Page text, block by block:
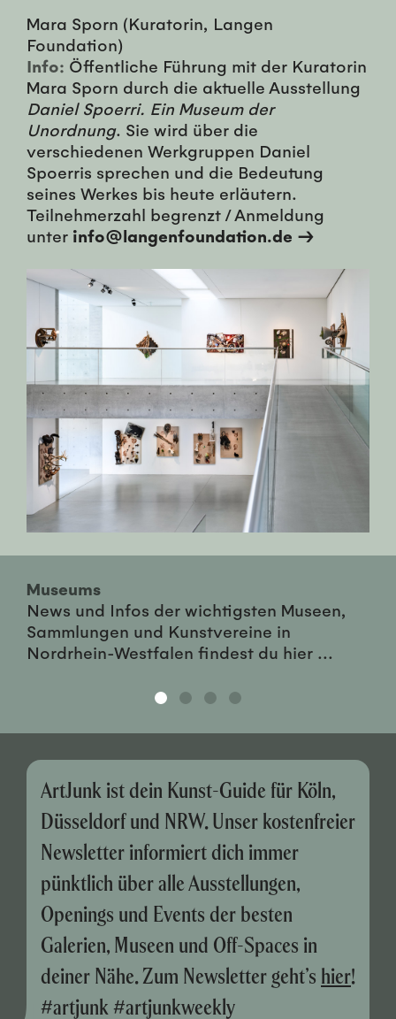
Mara Sporn (Kuratorin, Langen
Foundation)
Info: Öffentliche Führung mit der Kuratorin
Mara Sporn durch die aktuelle Ausstellung
Daniel Spoerri. Ein Museum der
Unordnung. Sie wird über die
verschiedenen Werkgruppen Daniel
Spoerris sprechen und die Bedeutung
seines Werkes bis heute erläutern.
Teilnehmerzahl begrenzt / Anmeldung
unter info@langenfoundation.de →
Museums
News und Infos der wichtigsten Museen,
Sammlungen und Kunstvereine in
Nordrhein-Westfalen findest du hier ...
ArtJunk ist dein Kunst-Guide für Köln,
Düsseldorf und NRW. Unser kostenfreier
Newsletter informiert dich immer
pünktlich über alle Ausstellungen,
Openings und Events der besten
Galerien, Museen und Off-Spaces in
deiner Nähe. Zum Newsletter geht’s hier!
#artjunk #artjunkweekly